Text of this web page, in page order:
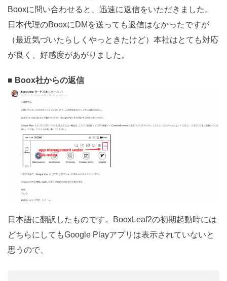
Booxに問い合わせると、迅速に返信をいただきました。
日本代理のBooxにDMを送っても返信はなかったですが
（最近気づいたらしくやっときたけど）本社はとても対応
が良く、好感度があがりました。
■ Boox社からの返信
日本語に翻訳したものです。BooxLeaf2の初期起動時には
どちらにしてもGoogle Playアプリは表示されていないと
思うので、